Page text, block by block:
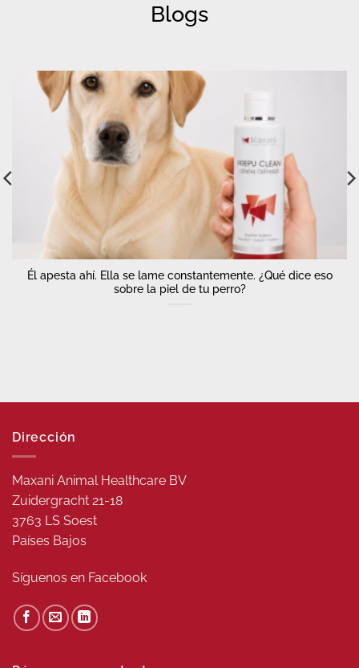
Blogs
Él apesta ahí. Ella se lame constantemente. ¿Qué dice eso
sobre la piel de tu perro?
Dirección
Maxani Animal Healthcare BV
Zuidergracht 21-18
3763 LS Soest
Países Bajos
Síguenos en Facebook